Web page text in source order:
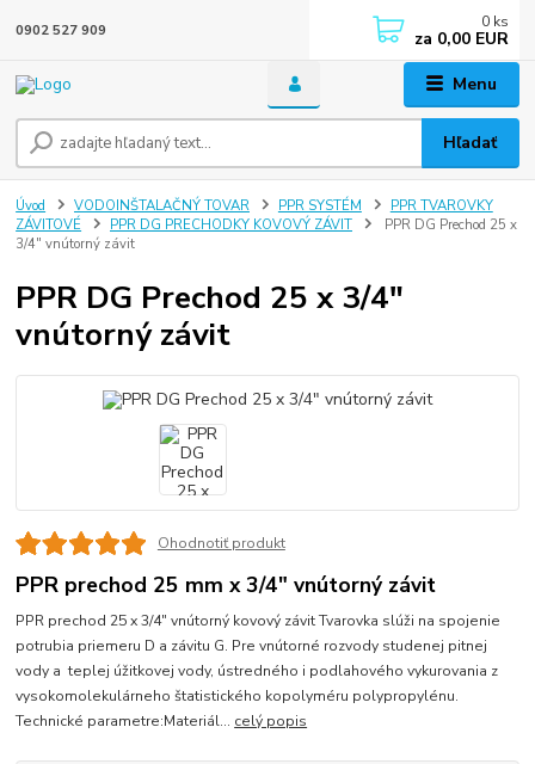
Menu
Hľadať
0902 527 909 0 ks
za 0,00 EUR
Úvod VODOINŠTALAČNÝ TOVAR PPR SYSTÉM
PPR TVAROVKY
ZÁVITOVÉ
PPR DG PRECHODKY KOVOVÝ ZÁVIT
PPR DG Prechod 25 x
3/4" vnútorný závit
PPR DG Prechod 25 x 3/4"
vnútorný závit
Ohodnotiť produkt
PPR prechod 25 mm x 3/4" vnútorný závit
PPR prechod 25 x 3/4" vnútorný kovový závit Tvarovka slúži na spojenie
potrubia priemeru D a závitu G. Pre vnútorné rozvody studenej pitnej
vody a teplej úžitkovej vody, ústredného i podlahového vykurovania z
vysokomolekulárneho štatistického kopolyméru polypropylénu.
Technické parametre:Materiál... celý popis